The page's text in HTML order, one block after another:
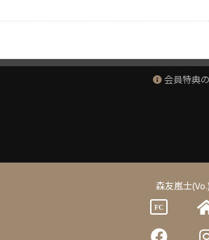
会員特典
森友嵐士(Vo.)